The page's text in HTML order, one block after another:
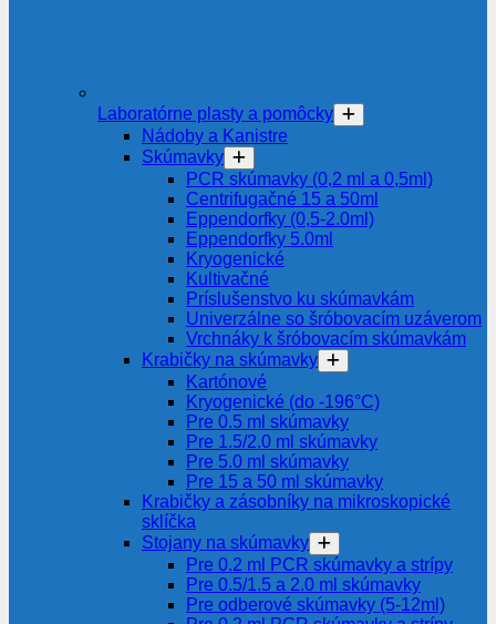
Laboratórne plasty a pomôcky
Nádoby a Kanistre
Skúmavky
PCR skúmavky (0,2 ml a 0,5ml)
Centrifugačné 15 a 50ml
Eppendorfky (0,5-2.0ml)
Eppendorfky 5.0ml
Kryogenické
Kultivačné
Príslušenstvo ku skúmavkám
Univerzálne so šróbovacím uzáverom
Vrchnáky k šróbovacím skúmavkám
Krabičky na skúmavky
Kartónové
Kryogenické (do -196°C)
Pre 0.5 ml skúmavky
Pre 1.5/2.0 ml skúmavky
Pre 5.0 ml skúmavky
Pre 15 a 50 ml skúmavky
Krabičky a zásobníky na mikroskopické
sklíčka
Stojany na skúmavky
Pre 0.2 ml PCR skúmavky a strípy
Pre 0.5/1.5 a 2.0 ml skúmavky
Pre odberové skúmavky (5-12ml)